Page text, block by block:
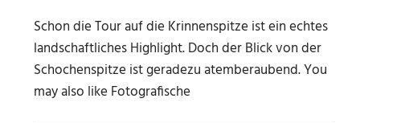
Schon die Tour auf die Krinnenspitze ist ein echtes
landschaftliches Highlight. Doch der Blick von der
Schochenspitze ist geradezu atemberaubend. You
may also like Fotografische